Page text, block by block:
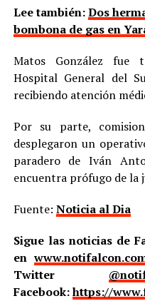
Lee también:Dos
bombona de gas en
Matos González fue
Hospital General del
recibiendo atención
Por su parte,
desplegaron un
paradero de Iván
encuentra prófugo de la
Fuente: Noticia al Dia
Sigue las noticias de
en
Twitter
Facebook:https://